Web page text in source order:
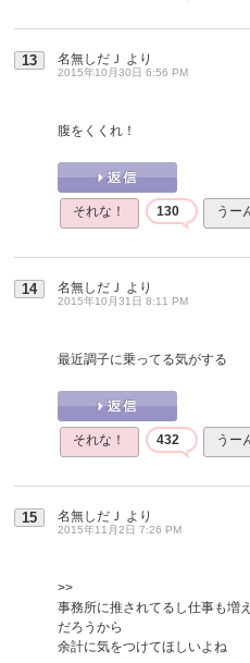
13 名無しだＪ より
2015年10月30日 6:56 PM
腹をくくれ！
それな！ 130 うー
14 名無しだＪ より
2015年10月31日 8:11 PM
最近調子に乗ってる気がする
それな！ 432 うー
15 名無しだＪ より
2015年11月2日 7:26 PM
>>
事務所に推されてるし仕事も増
だろうから
余計に気をつけてほしいよね